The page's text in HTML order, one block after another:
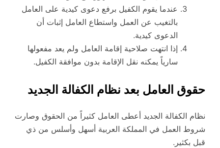
عندما يقوم الكفيل برفع دعوى كيدية على العامل
بالتغيب عن العمل واستطاع العامل إثبات أن
الدعوى كيدية.
إذا انتهت صلاحية إقامة العامل ولم يعد مفعولها
سارياً يمكنه نقل الإقامة بدون موافقة الكفيل.
حقوق العامل بعد نظام الكفالة الجديد
نظام الكفالة الجديد أعطى العامل كثيراً من الحقوق وصارت
شروط العمل في المملكة العربية أسهل وأسلس من ذي
قبل بكثير.